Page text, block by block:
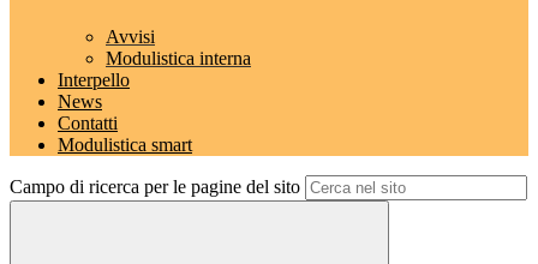
Avvisi
Modulistica interna
Interpello
News
Contatti
Modulistica smart
Campo di ricerca per le pagine del sito